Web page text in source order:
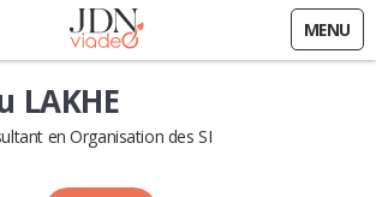
MENU
LAKHE
en Organisation des SI